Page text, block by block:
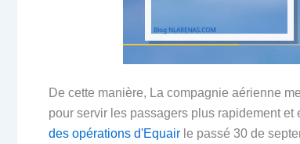
De cette manière, La compagnie aérienne
pour servir les passagers plus rapidement
des opérations d'Equair le passé 30 de